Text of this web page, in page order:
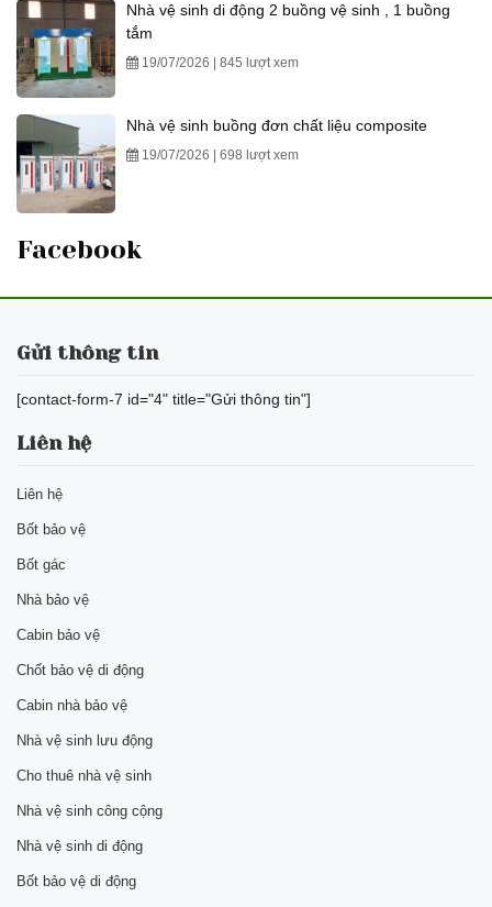
Nhà vệ sinh di động 2 buồng vệ sinh , 1 buồng
tắm
19/07/2026 | 845 lượt xem
Nhà vệ sinh buồng đơn chất liệu composite
19/07/2026 | 698 lượt xem
Facebook
Gửi thông tin
[contact-form-7 id="4" title="Gửi thông tin"]
Liên hệ
Liên hệ
Bốt bảo vệ
Bốt gác
Nhà bảo vệ
Cabin bảo vệ
Chốt bảo vệ di động
Cabin nhà bảo vệ
Nhà vệ sinh lưu động
Cho thuê nhà vệ sinh
Nhà vệ sinh công cộng
Nhà vệ sinh di động
Bốt bảo vệ di động